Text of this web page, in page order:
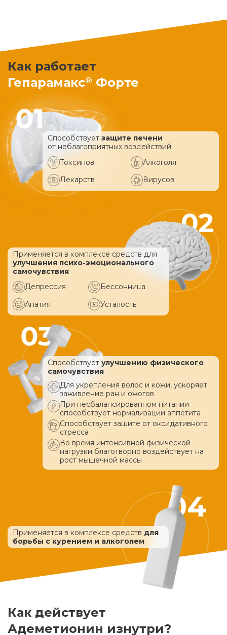
Как работает
Гепарамакс® Форте
Способствует защите печени
от неблагоприятных воздействий
Токсинов
Алкоголя
Лекарств
Вирусов
Применяется в комплексе средств для
улучшения психо-эмоционального
самочувствия
Депрессия
Бессонница
Апатия
Усталость
Способствует улучшению физического
самочувствия
Для укрепления волос и кожи, ускоряет
заживление ран и ожогов
При несбалансированном питании
способствует нормализации аппетита
Способствует зашите от оксидативного
стресса
Во время интенсивной физической
нагрузки благотворно воздействует на
рост мышечной массы
Применяется в комплексе средств для
борьбы с курением и алкоголем
Как действует
Адеметионин изнутри?